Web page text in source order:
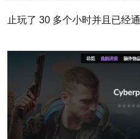
止玩了 30 多个小时并且已经